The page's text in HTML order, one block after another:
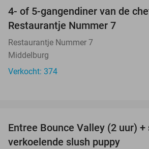
4- of 5-gangendiner van de
Restaurantje Nummer 7
Restaurantje Nummer 7
Middelburg
Verkocht: 374
Entree Bounce Valley (2 uur) +
verkoelende slush puppy